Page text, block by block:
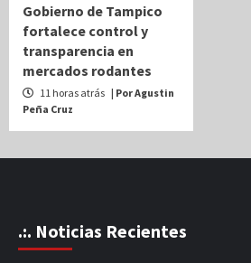
Gobierno de Tampico
fortalece control y
transparencia en
mercados rodantes
11 horas atrás | Por Agustin
Peña Cruz
.:. Noticias Recientes